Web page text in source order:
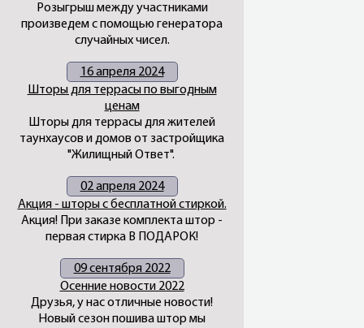
Розыгрыш между участниками
произведем с помощью генератора
случайных чисел.
16 апреля 2024
Шторы для террасы по выгодным
ценам
Шторы для террасы для жителей
таунхаусов и домов от застройщика
"Жилищный Ответ".
02 апреля 2024
Акция - шторы с бесплатной стиркой.
Акция! При заказе комплекта штор -
первая стирка В ПОДАРОК!
09 сентября 2022
Осенние новости 2022
Друзья, у нас отличные новости!
Новый сезон пошива штор мы